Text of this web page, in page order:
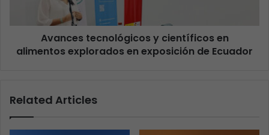
Avances tecnológicos y científicos en
alimentos explorados en exposición de Ecuador
Related Articles